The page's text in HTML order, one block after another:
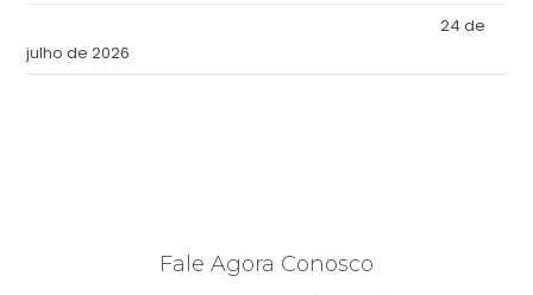
24 de
julho de 2026
Fale Agora Conosco